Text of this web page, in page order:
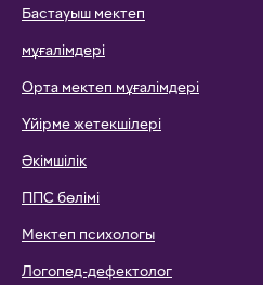
Бастауыш мектеп
мұғалімдері
Орта мектеп мұғалімдері
Үйірме жетекшілері
Әкімшілік
ППС бөлімі
Мектеп психологы
Логопед-дефектолог